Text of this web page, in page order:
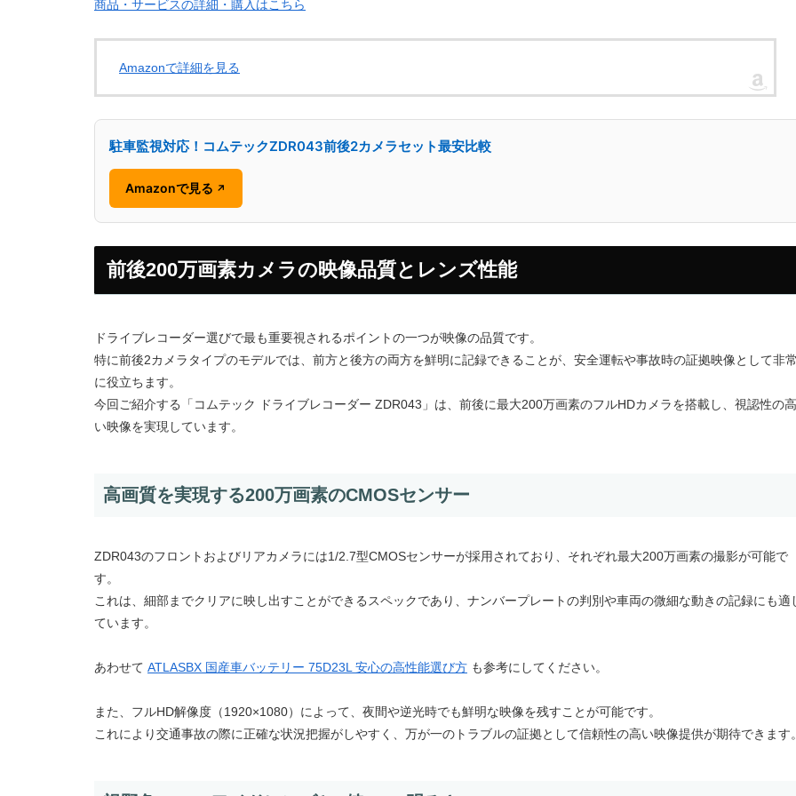
商品・サービスの詳細・購入はこちら
Amazonで詳細を見る
駐車監視対応！コムテックZDR043前後2カメラセット最安比較
Amazonで見る ↗
前後200万画素カメラの映像品質とレンズ性能
ドライブレコーダー選びで最も重要視されるポイントの一つが映像の品質です。
特に前後2カメラタイプのモデルでは、前方と後方の両方を鮮明に記録できることが、安全運転や事故時の証拠映像として非
に役立ちます。
今回ご紹介する「コムテック ドライブレコーダー ZDR043」は、前後に最大200万画素のフルHDカメラを搭載し、視認性の高
い映像を実現しています。
高画質を実現する200万画素のCMOSセンサー
ZDR043のフロントおよびリアカメラには1/2.7型CMOSセンサーが採用されており、それぞれ最大200万画素の撮影が可能で
す。
これは、細部までクリアに映し出すことができるスペックであり、ナンバープレートの判別や車両の微細な動きの記録にも適
ています。
あわせて ATLASBX 国産車バッテリー 75D23L 安心の高性能選び方 も参考にしてください。
また、フルHD解像度（1920×1080）によって、夜間や逆光時でも鮮明な映像を残すことが可能です。
これにより交通事故の際に正確な状況把握がしやすく、万が一のトラブルの証拠として信頼性の高い映像提供が期待できます